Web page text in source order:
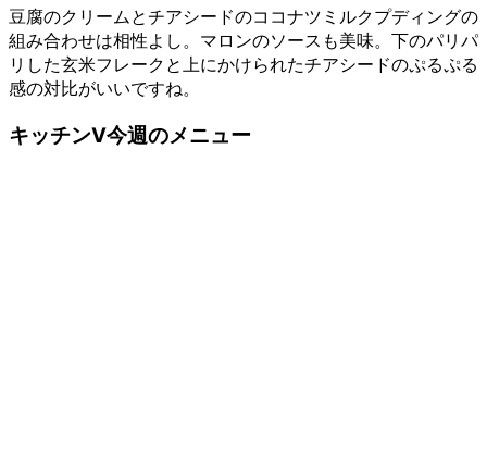
豆腐のクリームとチアシードのココナツミルクプディングの
組み合わせは相性よし。マロンのソースも美味。下のパリパ
リした玄米フレークと上にかけられたチアシードのぷるぷる
感の対比がいいですね。
キッチンV今週のメニュー